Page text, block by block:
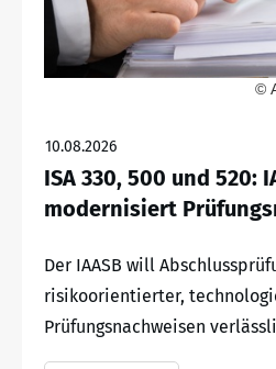
©
10.08.2026
ISA 330, 500 und 520:
modernisiert
Der IAASB will
risikoorientierter,
Prüfungsnachweisen